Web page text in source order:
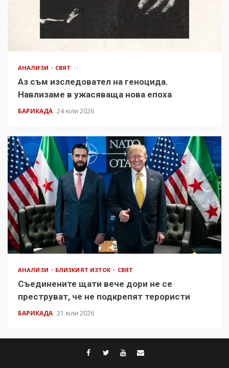
АНАЛИЗИ СВЯТ
Аз съм изследовател на геноцида.
Навлизаме в ужасяваща нова епоха
БАРИКАДА 24 юли 2026
АНАЛИЗИ БЛИЗКИЯТ ИЗТОК СВЯТ
Съединените щати вече дори не се
преструват, че не подкрепят терористи
БАРИКАДА 21 юли 2026
facebook
twitter
youtube